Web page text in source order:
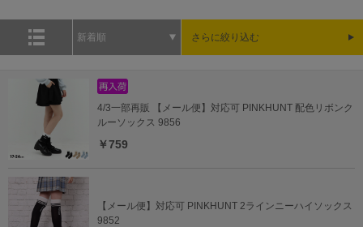
新着順 さらに絞り込む
4/3一部再販 【メール便】対応可 PINKHUNT 配色リボンク
ルーソックス 9856
￥759
【メール便】対応可 PINKHUNT 2ラインニーハイソックス
9852